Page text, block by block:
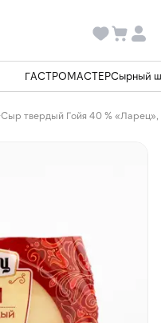
ГАСТРОМАСТЕРСырный
Сыр твердый Гойя 40 % «Ларец»,